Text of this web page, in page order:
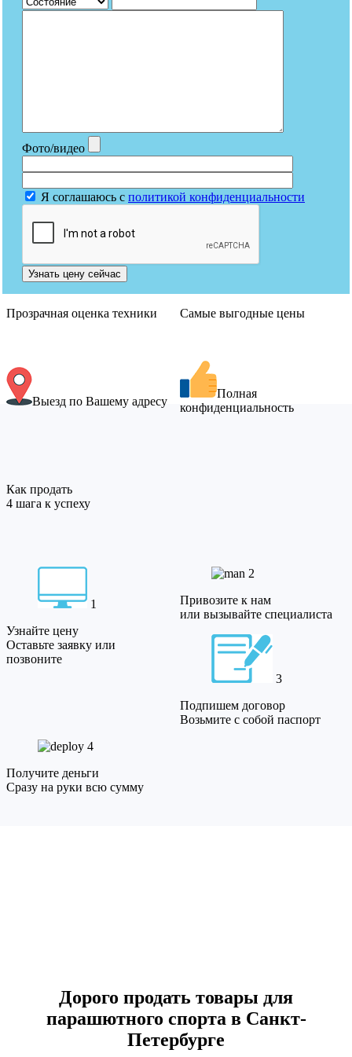
Фото/видео
Я соглашаюсь с политикой конфиденциальности
Узнать цену сейчас
Прозрачная оценка техники Самые выгодные цены
Выезд по Вашему адресу
Полная
конфиденциальность
Как продать
4 шага к успеху
1
Узнайте цену
Оставьте заявку или
позвоните
2
Привозите к нам
или вызывайте специалиста
3
Подпишем договор
Возьмите с собой паспорт
4
Получите деньги
Сразу на руки всю сумму
Дорого продать товары для
парашютного спорта в Санкт-
Петербурге